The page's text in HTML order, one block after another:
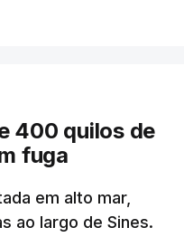
400 quilos de
fuga
em alto mar,
ao largo de Sines.